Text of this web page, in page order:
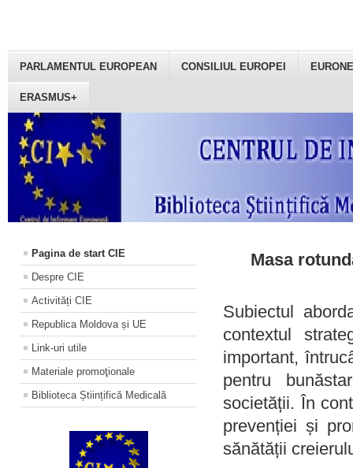
PARLAMENTUL EUROPEAN CONSILIUL EUROPEI
ERASMUS+
Pagina de start CIE
Despre CIE
Activități CIE
Republica Moldova și UE
Link-uri utile
Materiale promoţionale
Biblioteca Științifică Medicală
Masa
Subiectul
contextul
important,
pentru
societății. În
prevenției și
sănătății